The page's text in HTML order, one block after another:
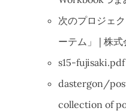
次のプロジェ
ーテム」 | 株式
s15-fujisaki.pdf
dastergon/
collection of